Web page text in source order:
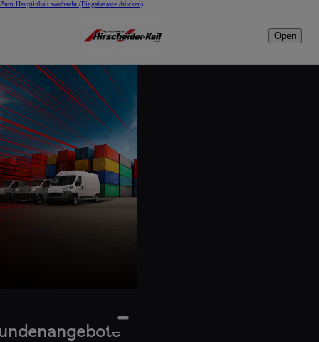
Zum Hauptinhalt wechseln (Eingabetaste drücken)
Open